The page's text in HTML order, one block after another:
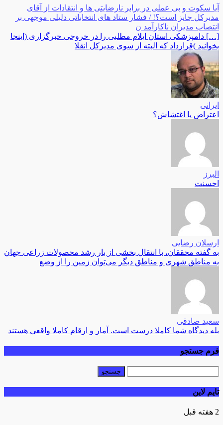
آیا سکوت و بی عملی در برابر نارضایتی ها و انتقادات از آقای
مدیرکل جایز است؟! / فشار ستاد های انتخاباتی دلیلی موجهی بر
انتصاب مدیران ناکارآمد ن
[…] دامپزشکی استان ایلام مطلبی را در خروجی خبرگزاری (اینجا
بخوانید )قرارداد که البته از سوی مدیرکل انقلا
ایرانی
اعتراض یا اغتشاش؟
البرز
احسنت
ارسلان رضایی
به گفته محققان، با انتقال بخشی از بار رشد محصولات زراعی جهان
به مناطق شهری و مناطق دیگر می‌توان زمین را از وضع
سعید صادقی
بله دیدگاه شما کاملا درست است. آمار و ارقام کاملا واقعی هستند
فرم جستجو
تایم لاین
2 هفته قبل